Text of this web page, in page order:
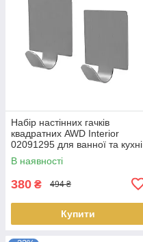
Набір настінних гачків
квадратних AWD Interior
02091295 для ванної та кухні
В наявності
380 ₴ 494 ₴
Купити